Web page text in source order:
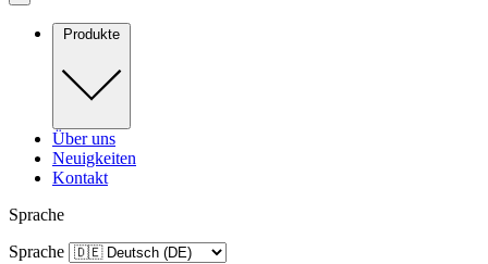
Produkte
Über uns
Neuigkeiten
Kontakt
Sprache
Sprache